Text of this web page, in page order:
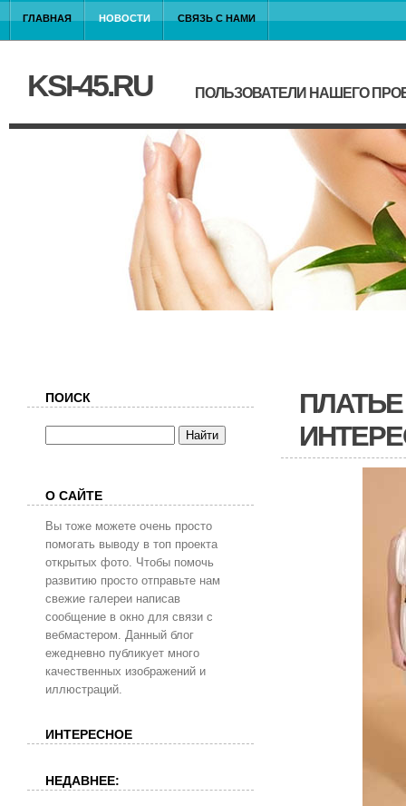
ГЛАВНАЯ НОВОСТИ СВЯЗЬ С НАМИ
KSI-45.RU ПОЛЬЗОВАТЕЛИ НАШЕГО
ПОИСК
О САЙТЕ
Вы тоже можете очень просто
помогать выводу в топ проекта
открытых фото. Чтобы помочь
развитию просто отправьте нам
свежие галереи написав
сообщение в окно для связи с
вебмастером. Данный блог
ежедневно публикует много
качественных изображений и
иллюстраций.
ИНТЕРЕСНОЕ
НЕДАВНЕЕ: